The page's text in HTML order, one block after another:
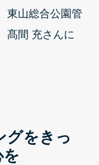
東山総合公園管
髙間 充さんに
グをきっ